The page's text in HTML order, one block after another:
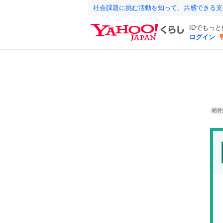
社会課題に挑む活動を知って、共感できる
IDでもっ
ログイン
給付